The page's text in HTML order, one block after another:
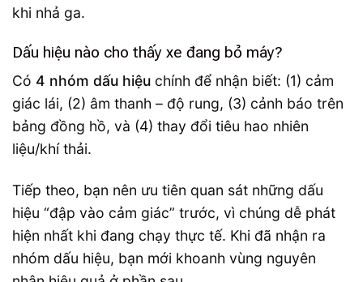
khi nhả ga.
Dấu hiệu nào cho thấy xe đang bỏ máy?
Có 4 nhóm dấu hiệu chính để nhận biết: (1) cảm
giác lái, (2) âm thanh – độ rung, (3) cảnh báo trên
bảng đồng hồ, và (4) thay đổi tiêu hao nhiên
liệu/khí thải.
Tiếp theo, bạn nên ưu tiên quan sát những dấu
hiệu “đập vào cảm giác” trước, vì chúng dễ phát
hiện nhất khi đang chạy thực tế. Khi đã nhận ra
nhóm dấu hiệu, bạn mới khoanh vùng nguyên